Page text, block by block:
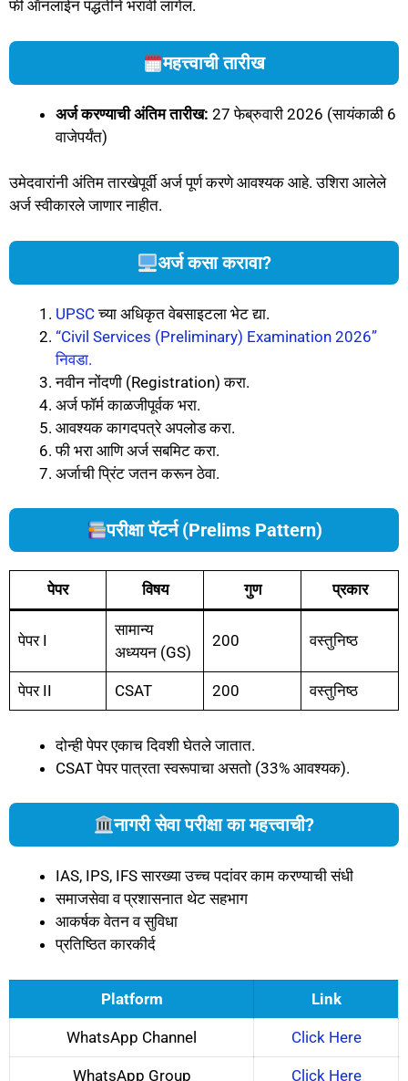
फी ऑनलाईन पद्धतीने भरावी लागेल.
महत्त्वाची तारीख
अर्ज करण्याची अंतिम तारीख: 27 फेब्रुवारी 2026 (सायंकाळी 6
वाजेपर्यंत)
उमेदवारांनी अंतिम तारखेपूर्वी अर्ज पूर्ण करणे आवश्यक आहे. उशिरा आलेले
अर्ज स्वीकारले जाणार नाहीत.
अर्ज कसा करावा?
UPSCच्या अधिकृत वेबसाइटला भेट द्या.
“Civil Services (Preliminary) Examination 2026”
निवडा.
नवीन नोंदणी (Registration) करा.
अर्ज फॉर्म काळजीपूर्वक भरा.
आवश्यक कागदपत्रे अपलोड करा.
फी भरा आणि अर्ज सबमिट करा.
अर्जाची प्रिंट जतन करून ठेवा.
परीक्षा पॅटर्न (Prelims Pattern)
पेपर विषय गुण प्रकार
पेपर I
सामान्य
अध्ययन (GS)
200 वस्तुनिष्ठ
पेपर II CSAT 200 वस्तुनिष्ठ
दोन्ही पेपर एकाच दिवशी घेतले जातात.
CSAT पेपर पात्रता स्वरूपाचा असतो (33% आवश्यक).
नागरी सेवा परीक्षा का महत्त्वाची?
IAS, IPS, IFS सारख्या उच्च पदांवर काम करण्याची संधी
समाजसेवा व प्रशासनात थेट सहभाग
आकर्षक वेतन व सुविधा
प्रतिष्ठित कारकीर्द
Platform Link
WhatsApp Channel Click Here
WhatsApp Group Click Here